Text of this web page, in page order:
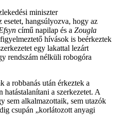
miniszter
esetet, hangsúlyozva, hogy az
című napilap és a Zougla
hívások is beérkeztek
egy lakattal lezárt
rendszám nélküli robogóra
a robbanás után érkeztek a
a szerkezetet. A
sem alkalmazottaik, sem utazók
csupán „korlátozott anyagi